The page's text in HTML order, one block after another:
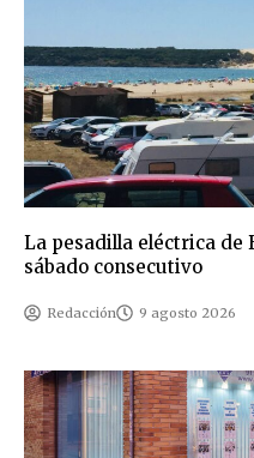
La pesadilla eléctrica de
sábado consecutivo
Redacción 9 agosto 2026